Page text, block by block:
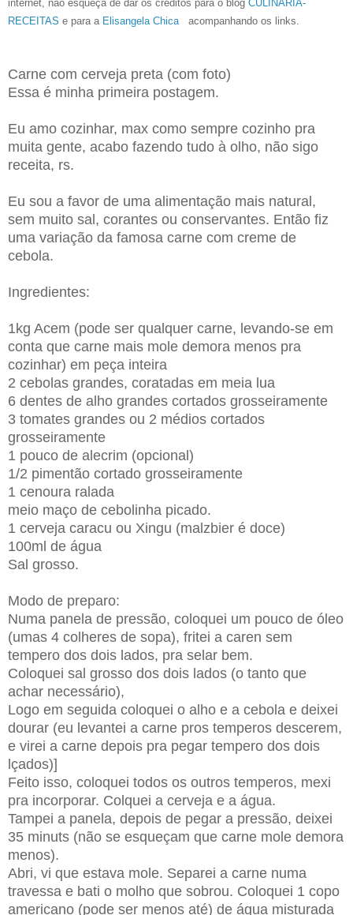
internet, não esqueça de dar os créditos para o blog CULINÁRIA-
RECEITAS e para a Elisangela Chicaacompanhando os links.
Carne com cerveja preta (com foto)
Essa é minha primeira postagem.
Eu amo cozinhar, max como sempre cozinho pra
muita gente, acabo fazendo tudo à olho, não sigo
receita, rs.
Eu sou a favor de uma alimentação mais natural,
sem muito sal, corantes ou conservantes. Então fiz
uma variação da famosa carne com creme de
cebola.
Ingredientes:
1kg Acem (pode ser qualquer carne, levando-se em
conta que carne mais mole demora menos pra
cozinhar) em peça inteira
2 cebolas grandes, coratadas em meia lua
6 dentes de alho grandes cortados grosseiramente
3 tomates grandes ou 2 médios cortados
grosseiramente
1 pouco de alecrim (opcional)
1/2 pimentão cortado grosseiramente
1 cenoura ralada
meio maço de cebolinha picado.
1 cerveja caracu ou Xingu (malzbier é doce)
100ml de água
Sal grosso.
Modo de preparo:
Numa panela de pressão, coloquei um pouco de óleo
(umas 4 colheres de sopa), fritei a caren sem
tempero dos dois lados, pra selar bem.
Coloquei sal grosso dos dois lados (o tanto que
achar necessário),
Logo em seguida coloquei o alho e a cebola e deixei
dourar (eu levantei a carne pros temperos descerem,
e virei a carne depois pra pegar tempero dos dois
lçados)]
Feito isso, coloquei todos os outros temperos, mexi
pra incorporar. Colquei a cerveja e a água.
Tampei a panela, depois de pegar a pressão, deixei
35 minuts (não se esqueçam que carne mole demora
menos).
Abri, vi que estava mole. Separei a carne numa
travessa e bati o molho que sobrou. Coloquei 1 copo
americano (pode ser menos até) de água misturada